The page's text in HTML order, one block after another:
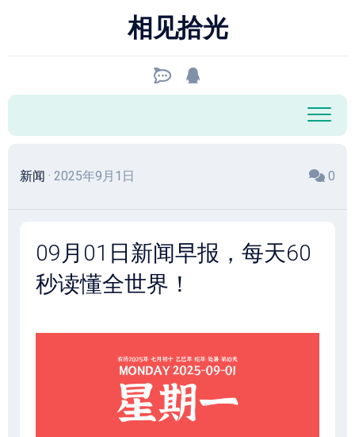
相见拾光
新闻 · 2025年9月1日 0
09月01日新闻早报，每天60
秒读懂全世界！